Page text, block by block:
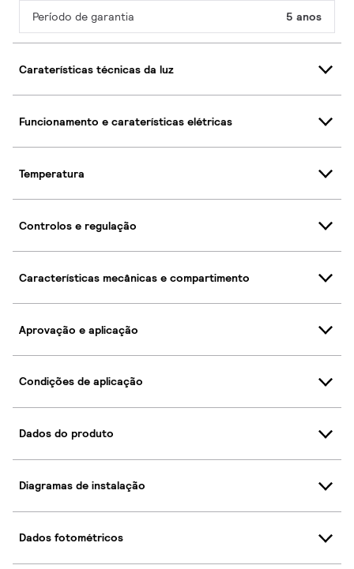
Período de garantia 5 anos
Caraterísticas técnicas da luz
Funcionamento e caraterísticas elétricas
Temperatura
Controlos e regulação
Características mecânicas e compartimento
Aprovação e aplicação
Condições de aplicação
Dados do produto
Diagramas de instalação
Dados fotométricos